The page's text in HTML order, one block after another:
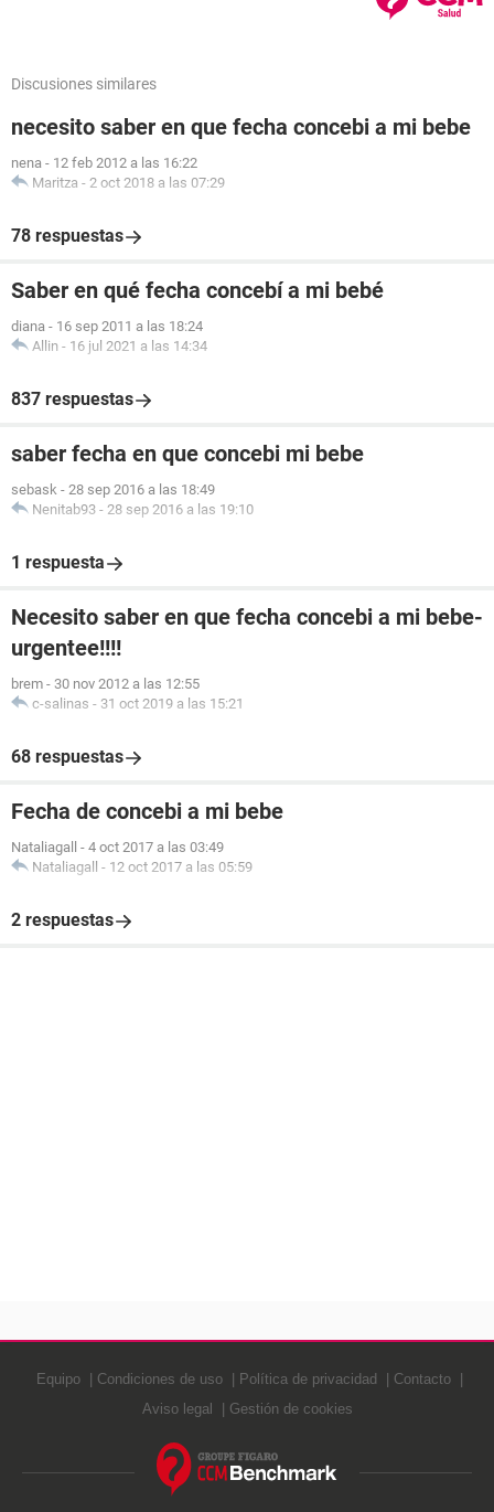
Discusiones similares
necesito saber en que fecha concebi a mi bebe
nena - 12 feb 2012 a las 16:22
Maritza - 2 oct 2018 a las 07:29
78 respuestas
Saber en qué fecha concebí a mi bebé
diana - 16 sep 2011 a las 18:24
Allin - 16 jul 2021 a las 14:34
837 respuestas
saber fecha en que concebi mi bebe
sebask - 28 sep 2016 a las 18:49
Nenitab93 - 28 sep 2016 a las 19:10
1 respuesta
Necesito saber en que fecha concebi a mi bebe-
urgentee!!!!
brem - 30 nov 2012 a las 12:55
c-salinas - 31 oct 2019 a las 15:21
68 respuestas
Fecha de concebi a mi bebe
Nataliagall - 4 oct 2017 a las 03:49
Nataliagall - 12 oct 2017 a las 05:59
2 respuestas
Equipo Condiciones de uso Política de privacidad
Contacto
Aviso legal
Gestión de cookies